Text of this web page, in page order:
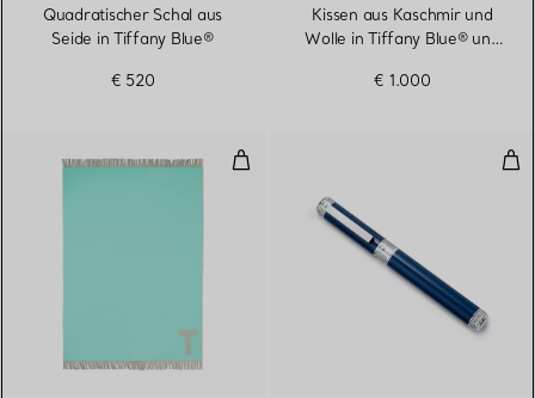
Quadratischer Schal aus
Seide in Tiffany Blue®
€ 520
Kissen aus Kaschmir und
Wolle in Tiffany Blue® und
€ 1.000
Decke aus Kaschmir und Wolle